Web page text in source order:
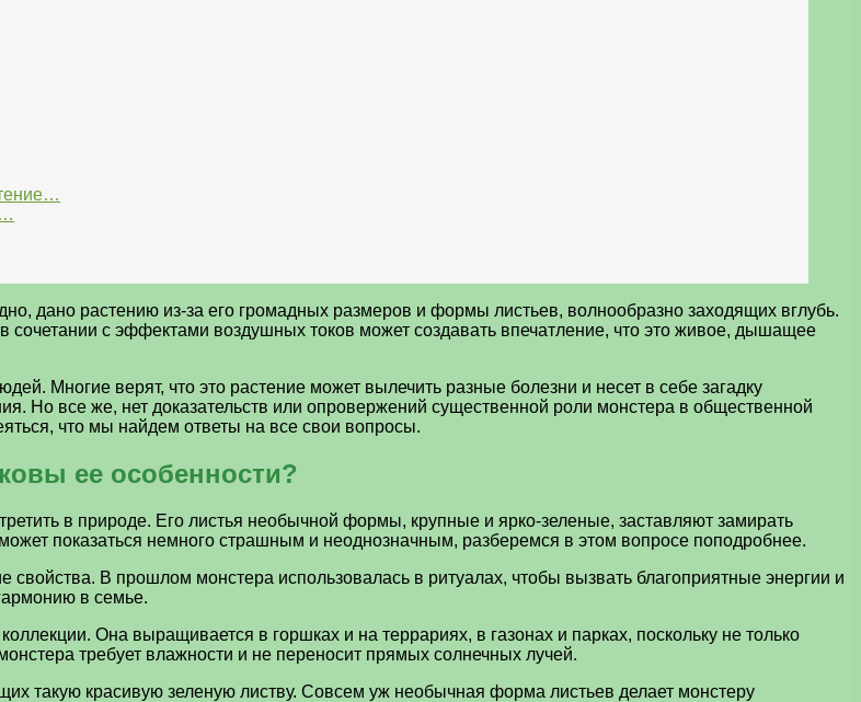
дано растению из-за его громадных размеров и формы листьев, волнообразно заходящих вглубь.
сочетании с эффектами воздушных токов может создавать впечатление, что это живое, дышащее
Многие верят, что это растение может вылечить разные болезни и несет в себе загадку
Но все же, нет доказательств или опровержений существенной роли монстера в общественной
что мы найдем ответы на все свои вопросы.
ее особенности?
в природе. Его листья необычной формы, крупные и ярко-зеленые, заставляют замирать
показаться немного страшным и неоднозначным, разберемся в этом вопросе поподробнее.
свойства. В прошлом монстера использовалась в ритуалах, чтобы вызвать благоприятные энергии и
в семье.
Она выращивается в горшках и на террариях, в газонах и парках, поскольку не только
требует влажности и не переносит прямых солнечных лучей.
такую красивую зеленую листву. Совсем уж необычная форма листьев делает монстеру